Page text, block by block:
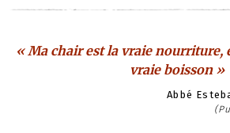
« Ma chair est la vraie nourriture,
vraie boisson »
Abbé